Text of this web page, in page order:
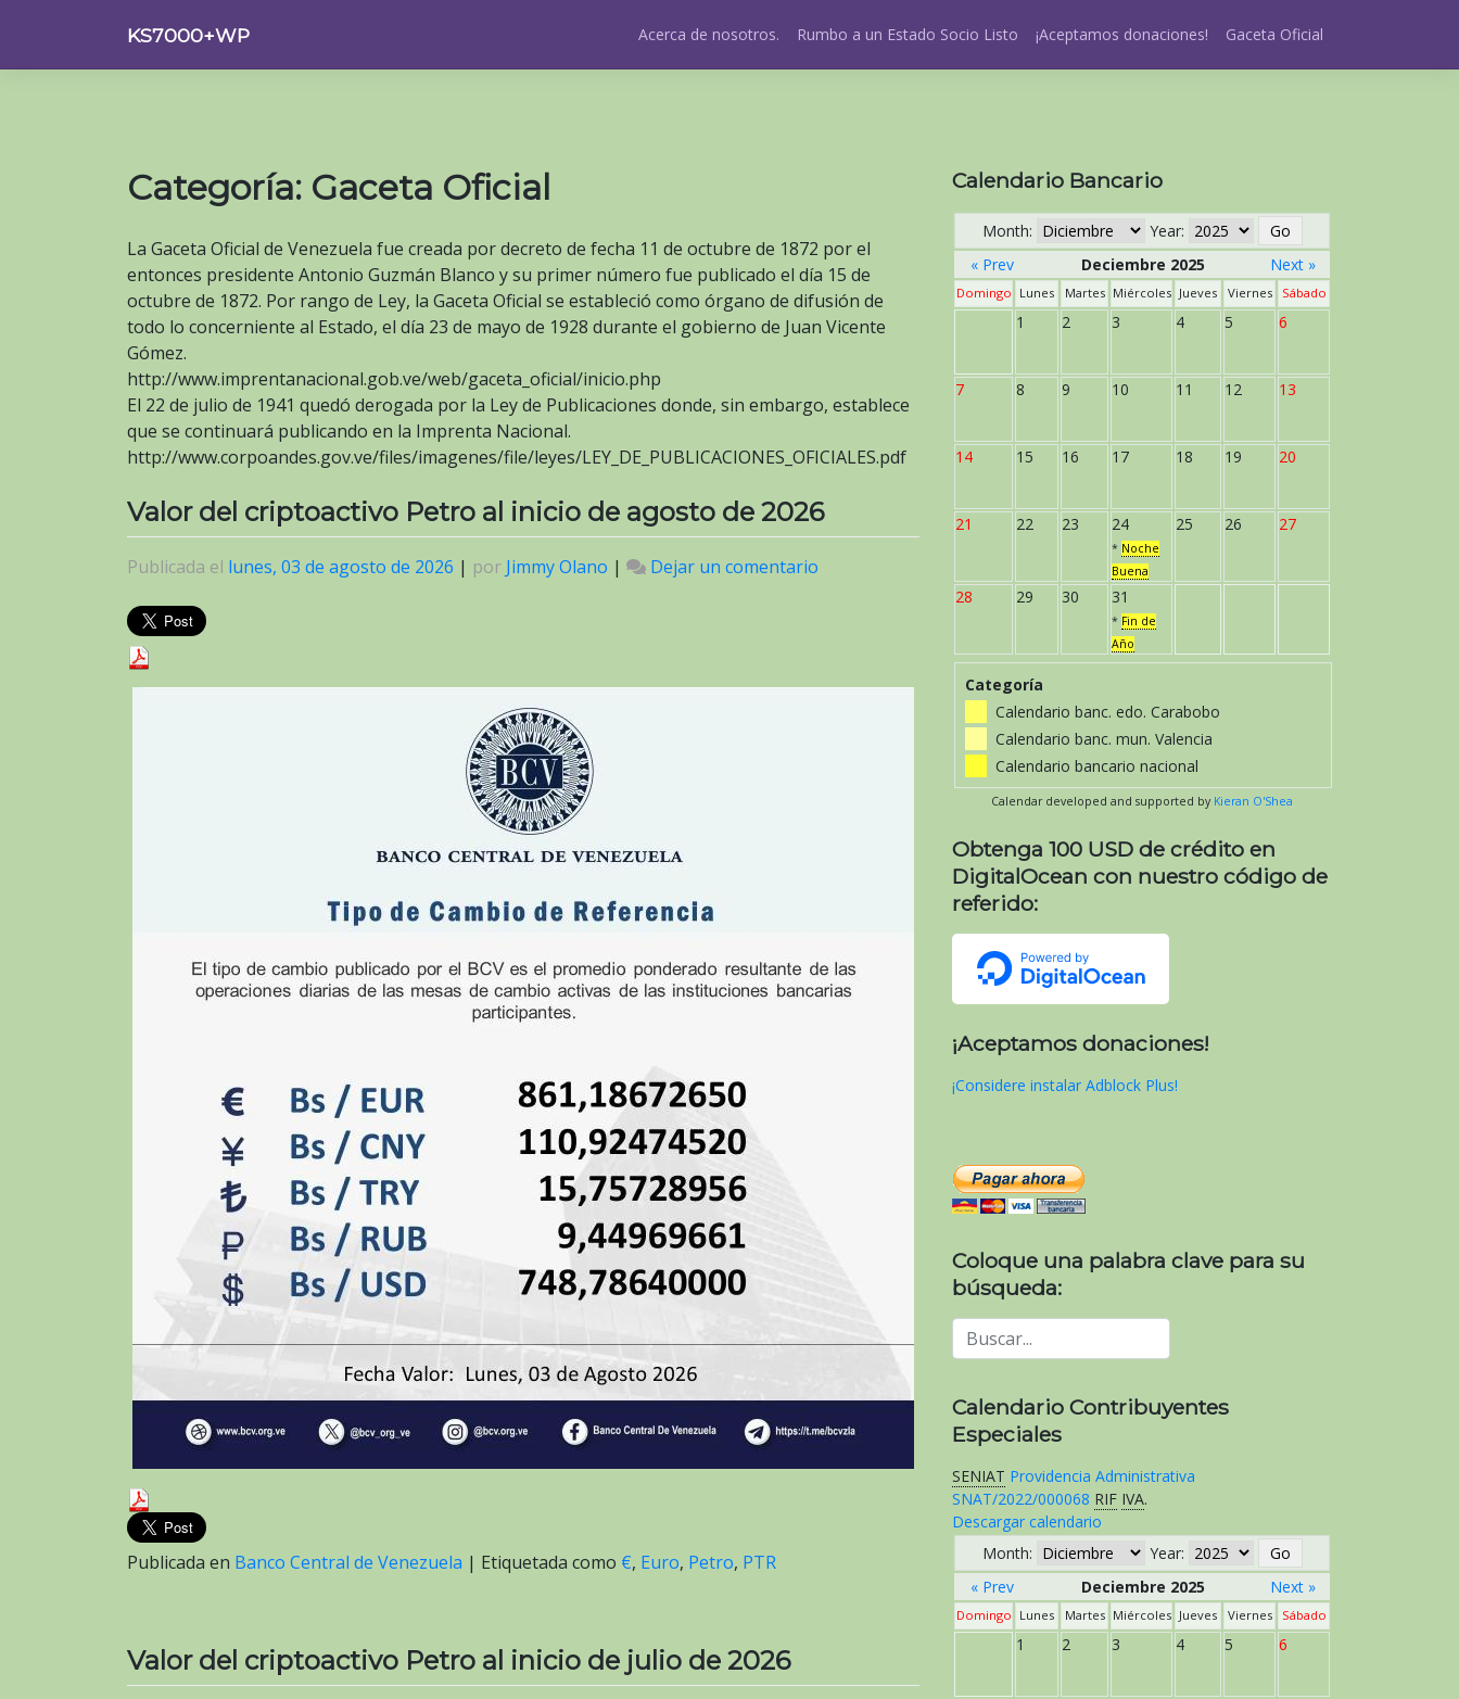
contenido
KS7000+WP Acerca de nosotros. Rumbo a un Estado Socio Listo ¡Aceptamos donaciones! Gaceta Oficial
Categoría: Gaceta Oficial
La Gaceta Oficial de Venezuela fue creada por decreto de fecha 11 de octubre de 1872 por el
entonces presidente Antonio Guzmán Blanco y su primer número fue publicado el día 15 de
octubre de 1872. Por rango de Ley, la Gaceta Oficial se estableció como órgano de difusión de
todo lo concerniente al Estado, el día 23 de mayo de 1928 durante el gobierno de Juan Vicente
Gómez.
http://www.imprentanacional.gob.ve/web/gaceta_oficial/inicio.php
El 22 de julio de 1941 quedó derogada por la Ley de Publicaciones donde, sin embargo, establece
que se continuará publicando en la Imprenta Nacional.
http://www.corpoandes.gov.ve/files/imagenes/file/leyes/LEY_DE_PUBLICACIONES_OFICIALES.pdf
Valor del criptoactivo Petro al inicio de agosto de 2026
Publicada el lunes, 03 de agosto de 2026 | por Jimmy Olano | Dejar un comentario
Publicada en Banco Central de Venezuela | Etiquetada como €, Euro, Petro, PTR
Valor del criptoactivo Petro al inicio de julio de 2026
Calendario Bancario
Month:
Year:
« Prev
Deciembre 2025 Next »
Domingo Lunes Martes Miércoles Jueves Viernes Sábado
1 2 3 4 5 6
7 8 9 10 11 12 13
14 15 16 17 18 19 20
21 22 23 24
* Noche
Buena
25 26 27
28 29 30 31
* Fin de
Año
Categoría
Calendario banc. edo. Carabobo
Calendario banc. mun. Valencia
Calendario bancario nacional
Calendar developed and supported by Kieran O'Shea
Obtenga 100 USD de crédito en
DigitalOcean con nuestro código de
referido:
¡Aceptamos donaciones!
¡Considere instalar Adblock Plus!
Coloque una palabra clave para su
búsqueda:
Calendario Contribuyentes
Especiales
SENIAT Providencia Administrativa
SNAT/2022/000068 RIF IVA.
Descargar calendario
Month:
Year:
« Prev
Deciembre 2025 Next »
Domingo Lunes Martes Miércoles Jueves Viernes Sábado
1 2 3 4 5 6